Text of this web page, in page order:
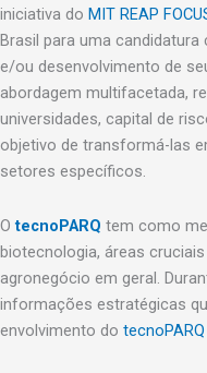
iniciativa do MIT REAP
Brasil para uma
e/ou desenvolvimento de
abordagem multifacetada,
universidades, capital de
objetivo de transformá-las
setores específicos.
OtecnoPARQ tem como
biotecnologia, áreas
agronegócio em geral.
informações estratégicas
envolvimento do tecnoPARQ